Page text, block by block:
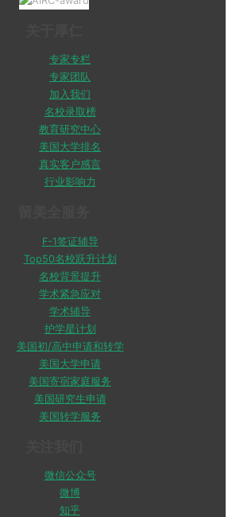
专家专栏
专家团队
加入我们
名校录取榜
教育研究中心
美国大学排名
真实客户感言
行业影响力
F-1签证辅导
Top50名校跃升计划
名校背景提升
学术紧急应对
学术辅导
护学星计划
美国初/高中申请和转学
美国大学申请
美国寄宿家庭服务
美国研究生申请
美国转学服务
微信公众号
微博
知乎